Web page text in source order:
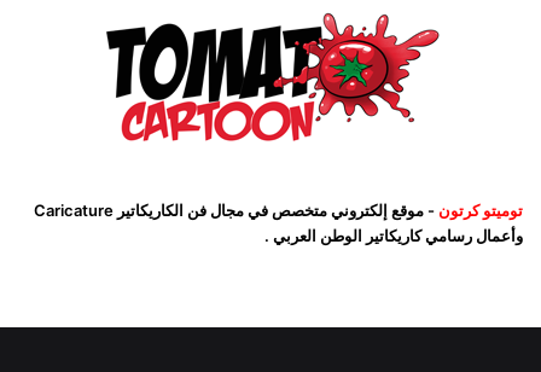
توميتو كرتون
- موقع إلكتروني متخصص في مجال فن الكاريكاتير Caricature
وأعمال رسامي كاريكاتير الوطن العربي .